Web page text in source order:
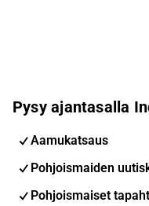
Pysy ajantasalla
Aamukatsaus
Pohjoismaiden
Pohjoismaiset